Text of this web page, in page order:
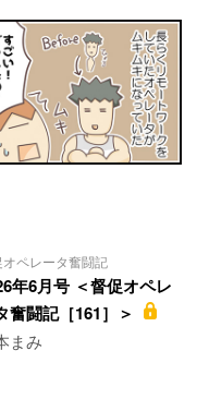
ペレータ奮闘記
年6月号 ＜督促オペレ
奮闘記［161］＞
まみ